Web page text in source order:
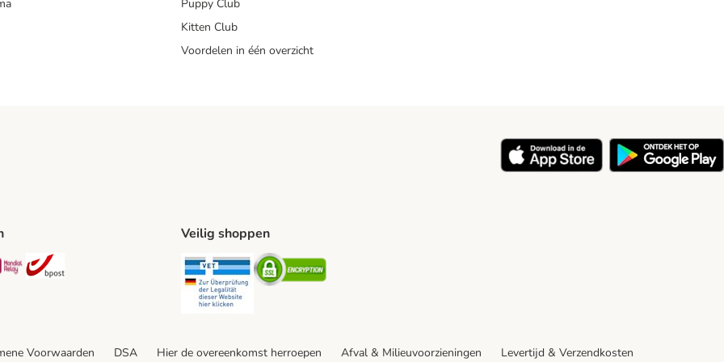
Puppy Club
Kitten Club
Voordelen in één overzicht
Method
Shipping Method
Mondial Relay Shipping Method
Veilig shoppen
Security Security
Voorwaarden DSA Hier de overeenkomst herroepen Afval & Milieuvoorzieningen Levertijd & Verzendkosten